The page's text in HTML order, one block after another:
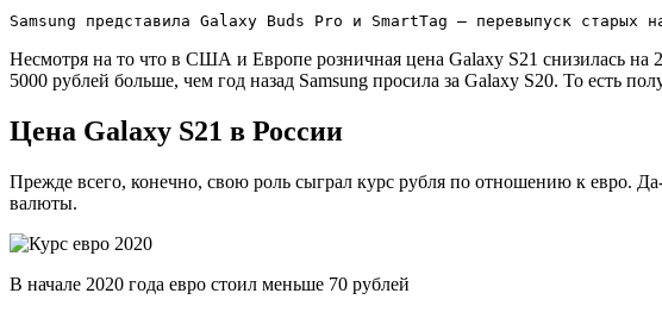
Samsung представила Galaxy Buds Pro и SmartTag — перевыпуск старых
Несмотря на то что в США и Европе розничная цена Galaxy S21 снизилась
5000 рублей больше, чем год назад Samsung просила за Galaxy S20. То есть
Цена Galaxy S21 в России
Прежде всего, конечно, свою роль сыграл курс рубля по отношению к евро.
валюты.
В начале 2020 года евро стоил меньше 70 рублей